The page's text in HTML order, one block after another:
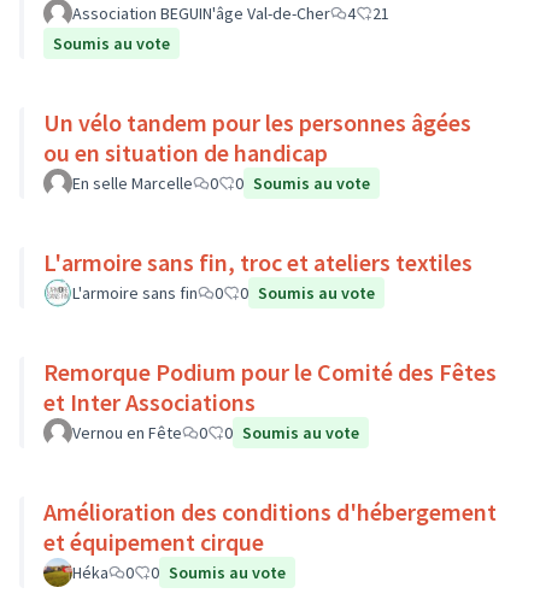
Association BEGUIN'âge Val-de-Cher 4
21
Soumis au vote
Un vélo tandem pour les personnes âgées
ou en situation de handicap
En selle Marcelle 0 0 Soumis au vote
L'armoire sans fin, troc et ateliers textiles
L'armoire sans fin 0 0 Soumis au vote
Remorque Podium pour le Comité des Fêtes
et Inter Associations
Vernou en Fête 0 0 Soumis au vote
Amélioration des conditions d'hébergement
et équipement cirque
Héka 0 0 Soumis au vote